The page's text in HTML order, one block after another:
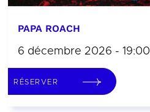
PAPA ROACH
6 décembre 2026 - 19:00
RÉSERVER